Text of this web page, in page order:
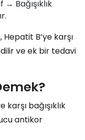
→ Bağışıklık
Hepatit B’ye karşı
ve ek bir tedavi
karşı bağışıklık
antikor